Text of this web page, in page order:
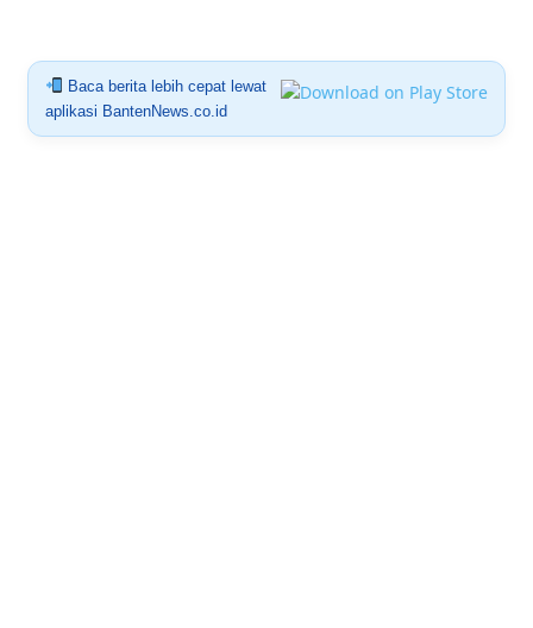
Baca berita lebih cepat lewat
aplikasi BantenNews.co.id